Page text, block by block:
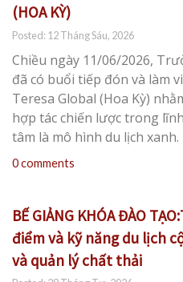
(HOA KỲ)
Posted: 12 Tháng Sáu, 2026
Chiều ngày 11/06/2026,
đã có buổi tiếp đón và làm
Teresa Global (Hoa Kỳ)
hợp tác chiến lược trong
tâm là mô hình du lịch
0 comments
BẾ GIẢNG KHÓA ĐÀO
điểm và kỹ năng du lịch
và quản lý chất thải